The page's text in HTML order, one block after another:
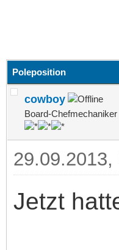
Poleposition
cowboy
Board-Chefmechaniker
29.09.2013,
Jetzt